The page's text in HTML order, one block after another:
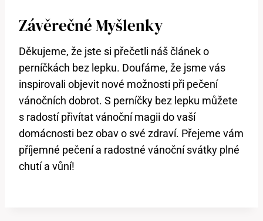
Závěrečné Myšlenky
Děkujeme, že jste si přečetli náš článek o
perníčkách bez lepku. Doufáme, že jsme vás
inspirovali objevit nové možnosti při pečení
vánočních dobrot. S perníčky bez lepku můžete
s radostí přivítat vánoční magii do vaší
domácnosti bez obav o své zdraví. Přejeme vám
příjemné pečení a radostné vánoční svátky plné
chutí a vůní!